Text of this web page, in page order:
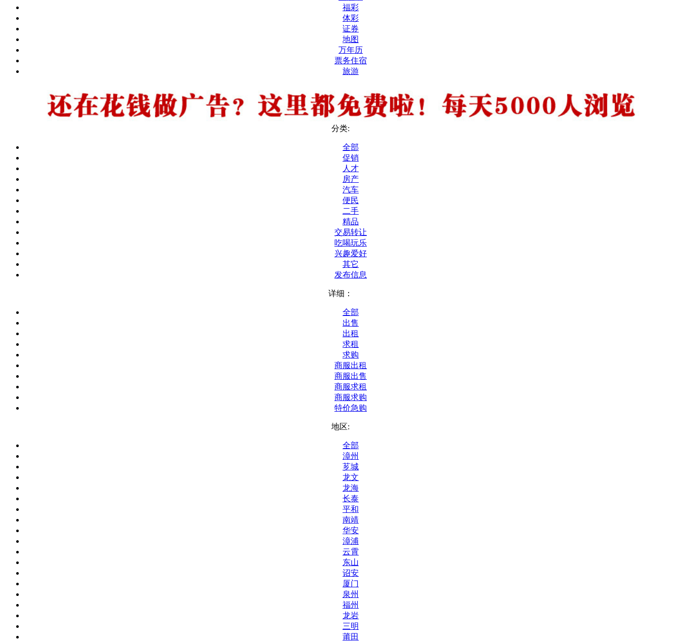
福彩
体彩
证券
地图
万年历
票务住宿
旅游
分类:
全部
促销
人才
房产
汽车
便民
二手
精品
交易转让
吃喝玩乐
兴趣爱好
其它
发布信息
详细：
全部
出售
出租
求租
求购
商服出租
商服出售
商服求租
商服求购
特价急购
地区:
全部
漳州
芗城
龙文
龙海
长泰
平和
南靖
华安
漳浦
云霄
东山
诏安
厦门
泉州
福州
龙岩
三明
莆田